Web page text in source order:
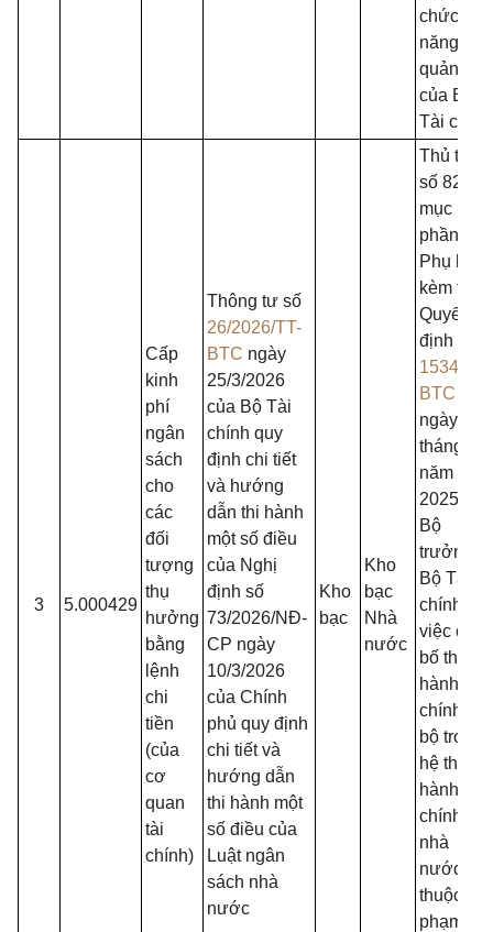
chức
năng
quản lý
của Bộ
Tài chính
3 5.000429
Cấp
kinh
phí
ngân
sách
cho
các
đối
tượng
thụ
hưởng
bằng
lệnh
chi
tiền
(của
cơ
quan
tài
chính)
Thông tư số
26/2026/TT-
BTC ngày
25/3/2026
của Bộ Tài
chính quy
định chi tiết
và hướng
dẫn thi hành
một số điều
của Nghị
định số
73/2026/NĐ-
CP ngày
10/3/2026
của Chính
phủ quy định
chi tiết và
hướng dẫn
thi hành một
số điều của
Luật ngân
sách nhà
nước
Kho
bạc
Kho
bạc
Nhà
nước
Thủ tục
số 82 -
mục 1,
phần I,
Phụ lục II
kèm theo
Quyết
định số
1534/
BTC
ngày 29
tháng 4
năm
2025 của
Bộ
trưởng
Bộ Tài
chính về
việc công
bố thủ
hành
chính nội
bộ trong
hệ thống
hành
chính
nhà
nước
thuộc
phạm vi